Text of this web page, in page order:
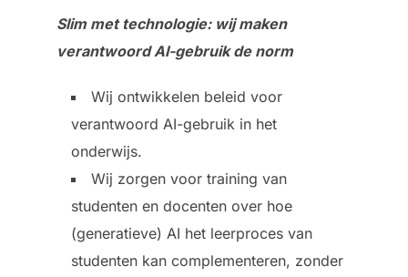
Slim met technologie: wij maken
verantwoord AI-gebruik de norm
Wij ontwikkelen beleid voor
verantwoord AI-gebruik in het
onderwijs.
Wij zorgen voor training van
studenten en docenten over hoe
(generatieve) AI het leerproces van
studenten kan complementeren, zonder